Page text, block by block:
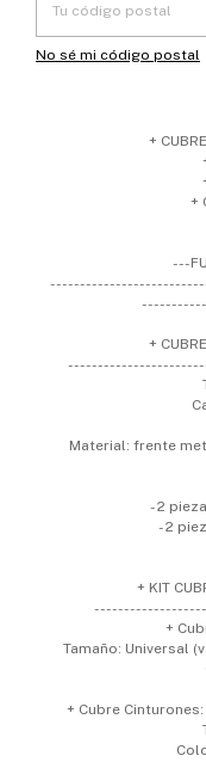
No sé mi código postal
+
+
---
+
Material: frente
- 2
- 2
+ KIT
+
Tamaño: Universal
+ Cubre